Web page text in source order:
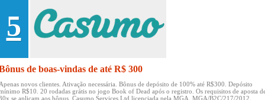
5
de boas-vindas de até R$ 300
novos clientes. Ativação necessária. Bônus de depósito de 100% até R$300. Depósito
R$10. 20 rodadas grátis no jogo Book of Dead após o registro. Os requisitos de aposta
se aplicam aos bônus. Casumo Services Ltd licenciada pela MGA, MGA/B2C/217/2012.